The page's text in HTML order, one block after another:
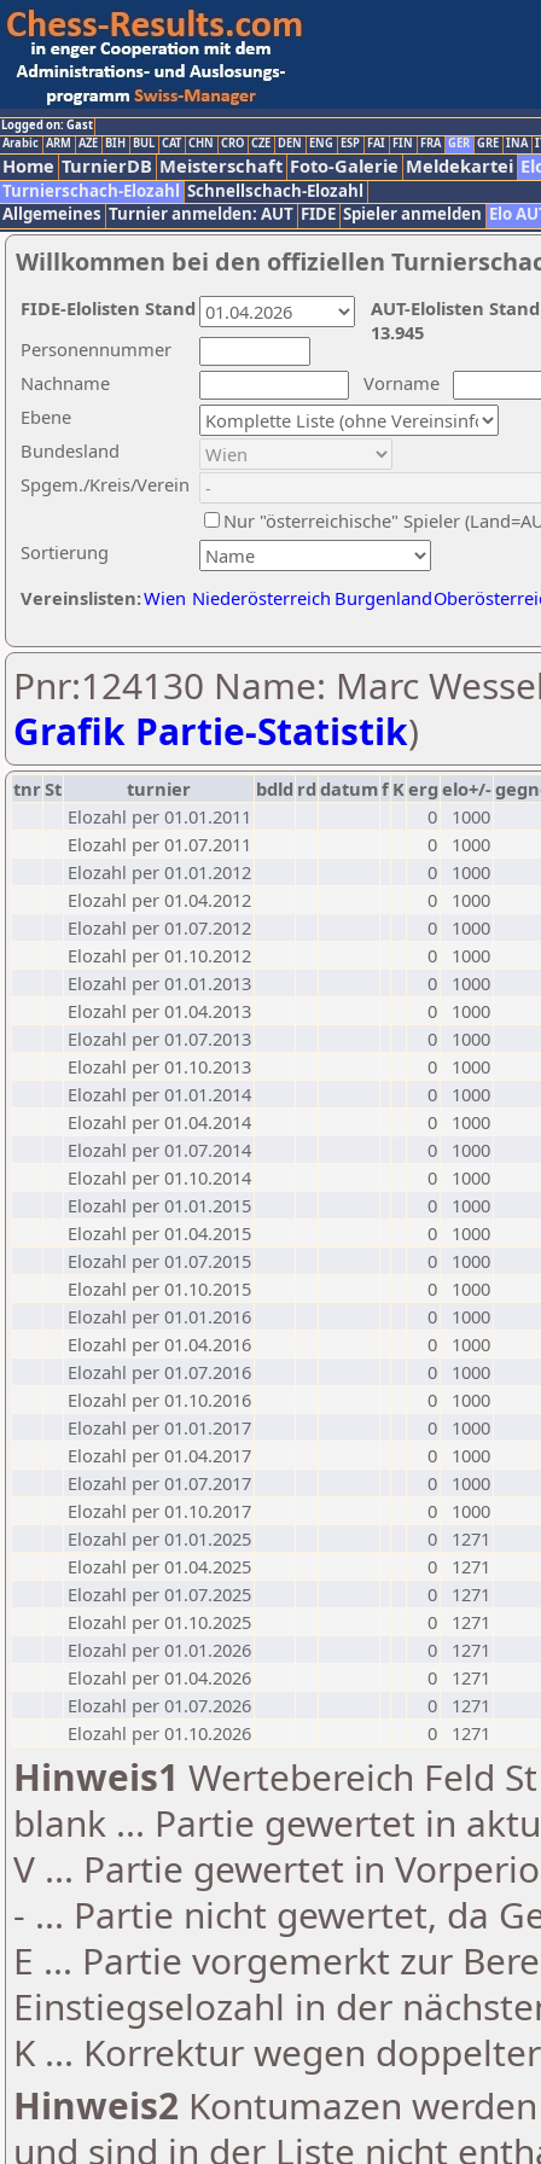
Logged on: Gast
Arabic ARM AZE BIH BUL CAT CHN CRO CZE DEN ENG ESP FAI FIN FRA GER GRE INA
Home TurnierDB Meisterschaft Foto-Galerie Meldekartei
Turnierschach-Elozahl Schnellschach-Elozahl
Allgemeines Turnier anmelden: AUT FIDE Spieler anmelden Elo
Willkommen bei den offiziellen
Nachname
Vorname
Ebene
Sortierung
Personennummer
Bundesland
Spgem./Kreis/Verein
Nur "österreichische" Spieler
Vereinslisten:Wien Niederösterreich Burgenland
AUT-Elolisten
13.945
FIDE-Elolisten Stand
Pnr:124130 Name: Marc
Grafik Partie-Statistik)
tnrSt turnier bdld rd datumf Kerg elo+/-
Elozahl per 01.01.2011
0
1000
Elozahl per 01.07.2011
0
1000
Elozahl per 01.01.2012
0
1000
Elozahl per 01.04.2012
0
1000
Elozahl per 01.07.2012
0
1000
Elozahl per 01.10.2012
0
1000
Elozahl per 01.01.2013
0
1000
Elozahl per 01.04.2013
0
1000
Elozahl per 01.07.2013
0
1000
Elozahl per 01.10.2013
0
1000
Elozahl per 01.01.2014
0
1000
Elozahl per 01.04.2014
0
1000
Elozahl per 01.07.2014
0
1000
Elozahl per 01.10.2014
0
1000
Elozahl per 01.01.2015
0
1000
Elozahl per 01.04.2015
0
1000
Elozahl per 01.07.2015
0
1000
Elozahl per 01.10.2015
0
1000
Elozahl per 01.01.2016
0
1000
Elozahl per 01.04.2016
0
1000
Elozahl per 01.07.2016
0
1000
Elozahl per 01.10.2016
0
1000
Elozahl per 01.01.2017
0
1000
Elozahl per 01.04.2017
0
1000
Elozahl per 01.07.2017
0
1000
Elozahl per 01.10.2017
0
1000
Elozahl per 01.01.2025
0
1271
Elozahl per 01.04.2025
0
1271
Elozahl per 01.07.2025
0
1271
Elozahl per 01.10.2025
0
1271
Elozahl per 01.01.2026
0
1271
Elozahl per 01.04.2026
0
1271
Elozahl per 01.07.2026
0
1271
Elozahl per 01.10.2026
0 1271
Hinweis1 Wertebereich Feld
blank ... Partie gewertet in
V ... Partie gewertet in
- ... Partie nicht gewertet, da
E ... Partie vorgemerkt zur
Einstiegselozahl in der
K ... Korrektur wegen
Hinweis2 Kontumazen
und sind in der Liste nicht